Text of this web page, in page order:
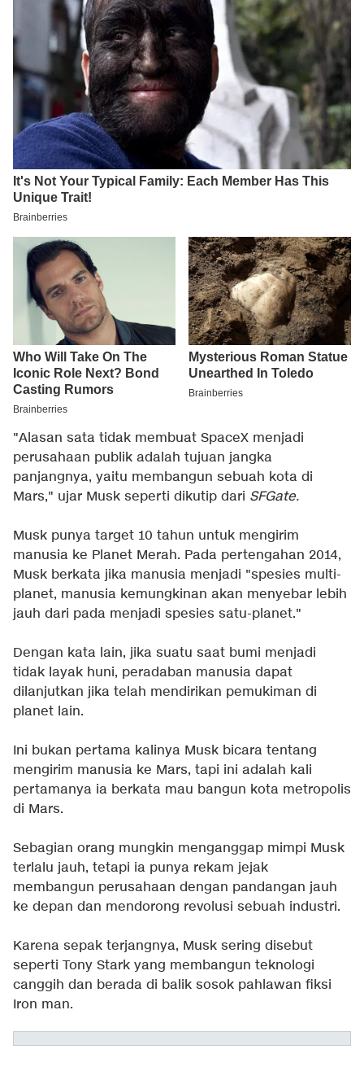
"Alasan sata tidak membuat SpaceX menjadi
perusahaan publik adalah tujuan jangka
panjangnya, yaitu membangun sebuah kota di
Mars," ujar Musk seperti dikutip dari SFGate.
Musk punya target 10 tahun untuk mengirim
manusia ke Planet Merah. Pada pertengahan 2014,
Musk berkata jika manusia menjadi "spesies multi-
planet, manusia kemungkinan akan menyebar lebih
jauh dari pada menjadi spesies satu-planet."
Dengan kata lain, jika suatu saat bumi menjadi
tidak layak huni, peradaban manusia dapat
dilanjutkan jika telah mendirikan pemukiman di
planet lain.
Ini bukan pertama kalinya Musk bicara tentang
mengirim manusia ke Mars, tapi ini adalah kali
pertamanya ia berkata mau bangun kota metropolis
di Mars.
Sebagian orang mungkin menganggap mimpi Musk
terlalu jauh, tetapi ia punya rekam jejak
membangun perusahaan dengan pandangan jauh
ke depan dan mendorong revolusi sebuah industri.
Karena sepak terjangnya, Musk sering disebut
seperti Tony Stark yang membangun teknologi
canggih dan berada di balik sosok pahlawan fiksi
Iron man.